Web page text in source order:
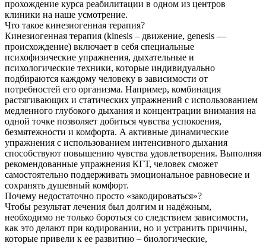
прохождение курса реабилитации в одном из центров
клиники на наше усмотрение.
Что такое кинезиогенная терапия?
Кинезиогенная терапия (kinesis – движение, genesis —
происхождение) включает в себя специальные
психофизические упражнения, дыхательные и
психологические техники, которые индивидуально
подбираются каждому человеку в зависимости от
потребностей его организма. Например, комбинация
растягивающих и статических упражнений с использованием
медленного глубокого дыхания и концентрации внимания на
одной точке позволяет добиться чувства успокоения,
безмятежности и комфорта. А активные динамические
упражнения с использованием интенсивного дыхания
способствуют повышению чувства удовлетворения. Выполняя
рекомендованные упражнения КГТ, человек сможет
самостоятельно поддерживать эмоциональное равновесие и
сохранять душевный комфорт.
Почему недостаточно просто «закодироваться»?
Чтобы результат лечения был долгим и надёжным,
необходимо не только бороться со следствием зависимости,
как это делают при кодировании, но и устранить причины,
которые привели к ее развитию – биологические,